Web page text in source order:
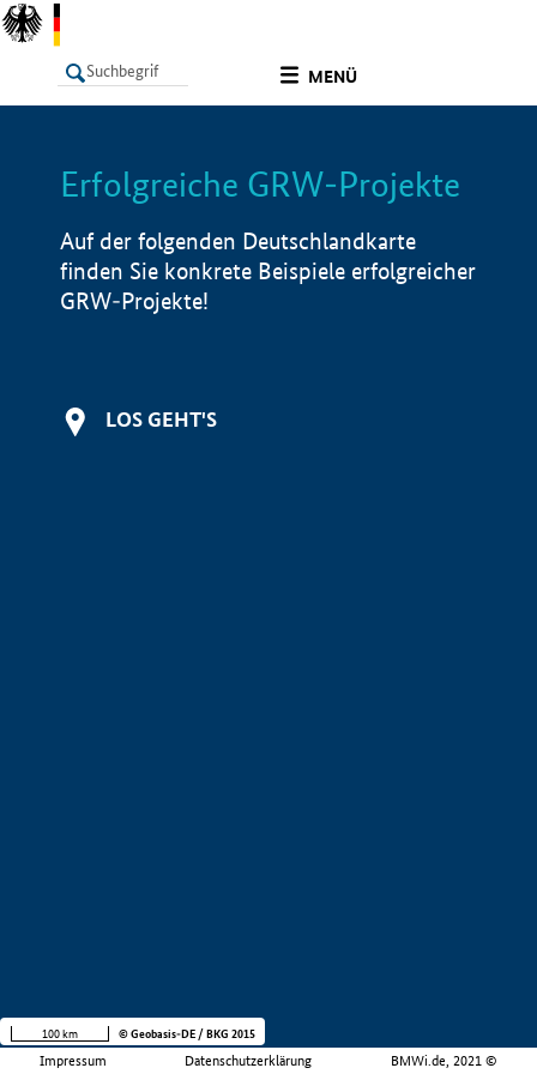
MENÜ
LISTE Info
Erfolgreiche GRW-Projekte
Auf der folgenden Deutschlandkarte
finden Sie konkrete Beispiele erfolgreicher
GRW-Projekte!
LOS GEHT'S
Impressum Datenschutzerklärung BMWi.de, 2021 ©
100 km © Geobasis-DE / BKG 2015